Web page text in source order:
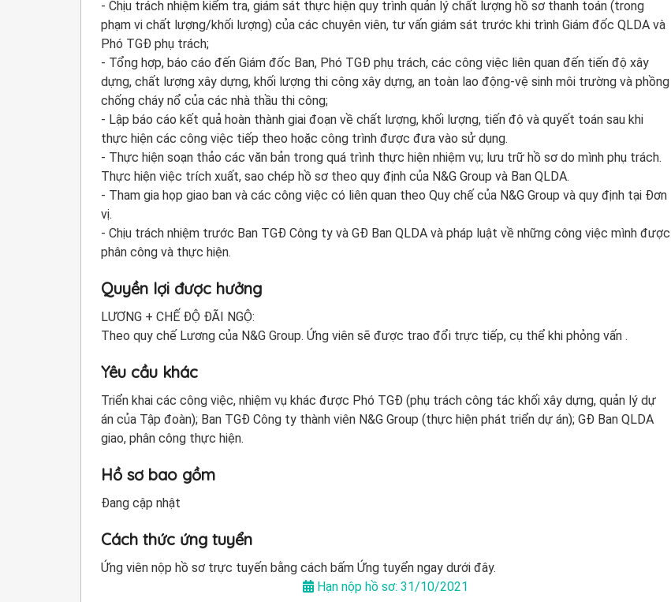
- Chịu trách nhiệm kiểm tra, giám sát thực hiện quy trình quản lý chất lượng hồ sơ thanh toán (trong
phạm vi chất lượng/khối lượng) của các chuyên viên, tư vấn giám sát trước khi trình Giám đốc QLDA và
Phó TGĐ phụ trách;
- Tổng hợp, báo cáo đến Giám đốc Ban, Phó TGĐ phụ trách, các công việc liên quan đến tiến độ xây
dựng, chất lượng xây dựng, khối lượng thi công xây dựng, an toàn lao động-vệ sinh môi trường và phồng
chống cháy nổ của các nhà thầu thi công;
- Lập báo cáo kết quả hoàn thành giai đoạn về chất lượng, khối lượng, tiến độ và quyết toán sau khi
thực hiện các công việc tiếp theo hoặc công trình được đưa vào sử dụng.
- Thực hiện soạn thảo các văn bản trong quá trình thực hiện nhiệm vụ; lưu trữ hồ sơ do mình phụ trách.
Thực hiện việc trích xuất, sao chép hồ sơ theo quy định của N&G Group và Ban QLDA.
- Tham gia họp giao ban và các công việc có liên quan theo Quy chế của N&G Group và quy định tại Đơn
vị.
- Chịu trách nhiệm trước Ban TGĐ Công ty và GĐ Ban QLDA và pháp luật về những công việc mình được
phân công và thực hiện.
Quyền lợi được hưởng
LƯƠNG + CHẾ ĐỘ ĐÃI NGỘ:
Theo quy chế Lương của N&G Group. Ứng viên sẽ được trao đổi trực tiếp, cụ thể khi phỏng vấn .
Yêu cầu khác
Triển khai các công việc, nhiệm vụ khác được Phó TGĐ (phụ trách công tác khối xây dựng, quản lý dự
án của Tập đoàn); Ban TGĐ Công ty thành viên N&G Group (thực hiện phát triển dự án); GĐ Ban QLDA
giao, phân công thực hiện.
Hồ sơ bao gồm
Đang cập nhật
Cách thức ứng tuyển
Ứng viên nộp hồ sơ trực tuyến bằng cách bấm Ứng tuyển ngay dưới đây.
Hạn nộp hồ sơ: 31/10/2021